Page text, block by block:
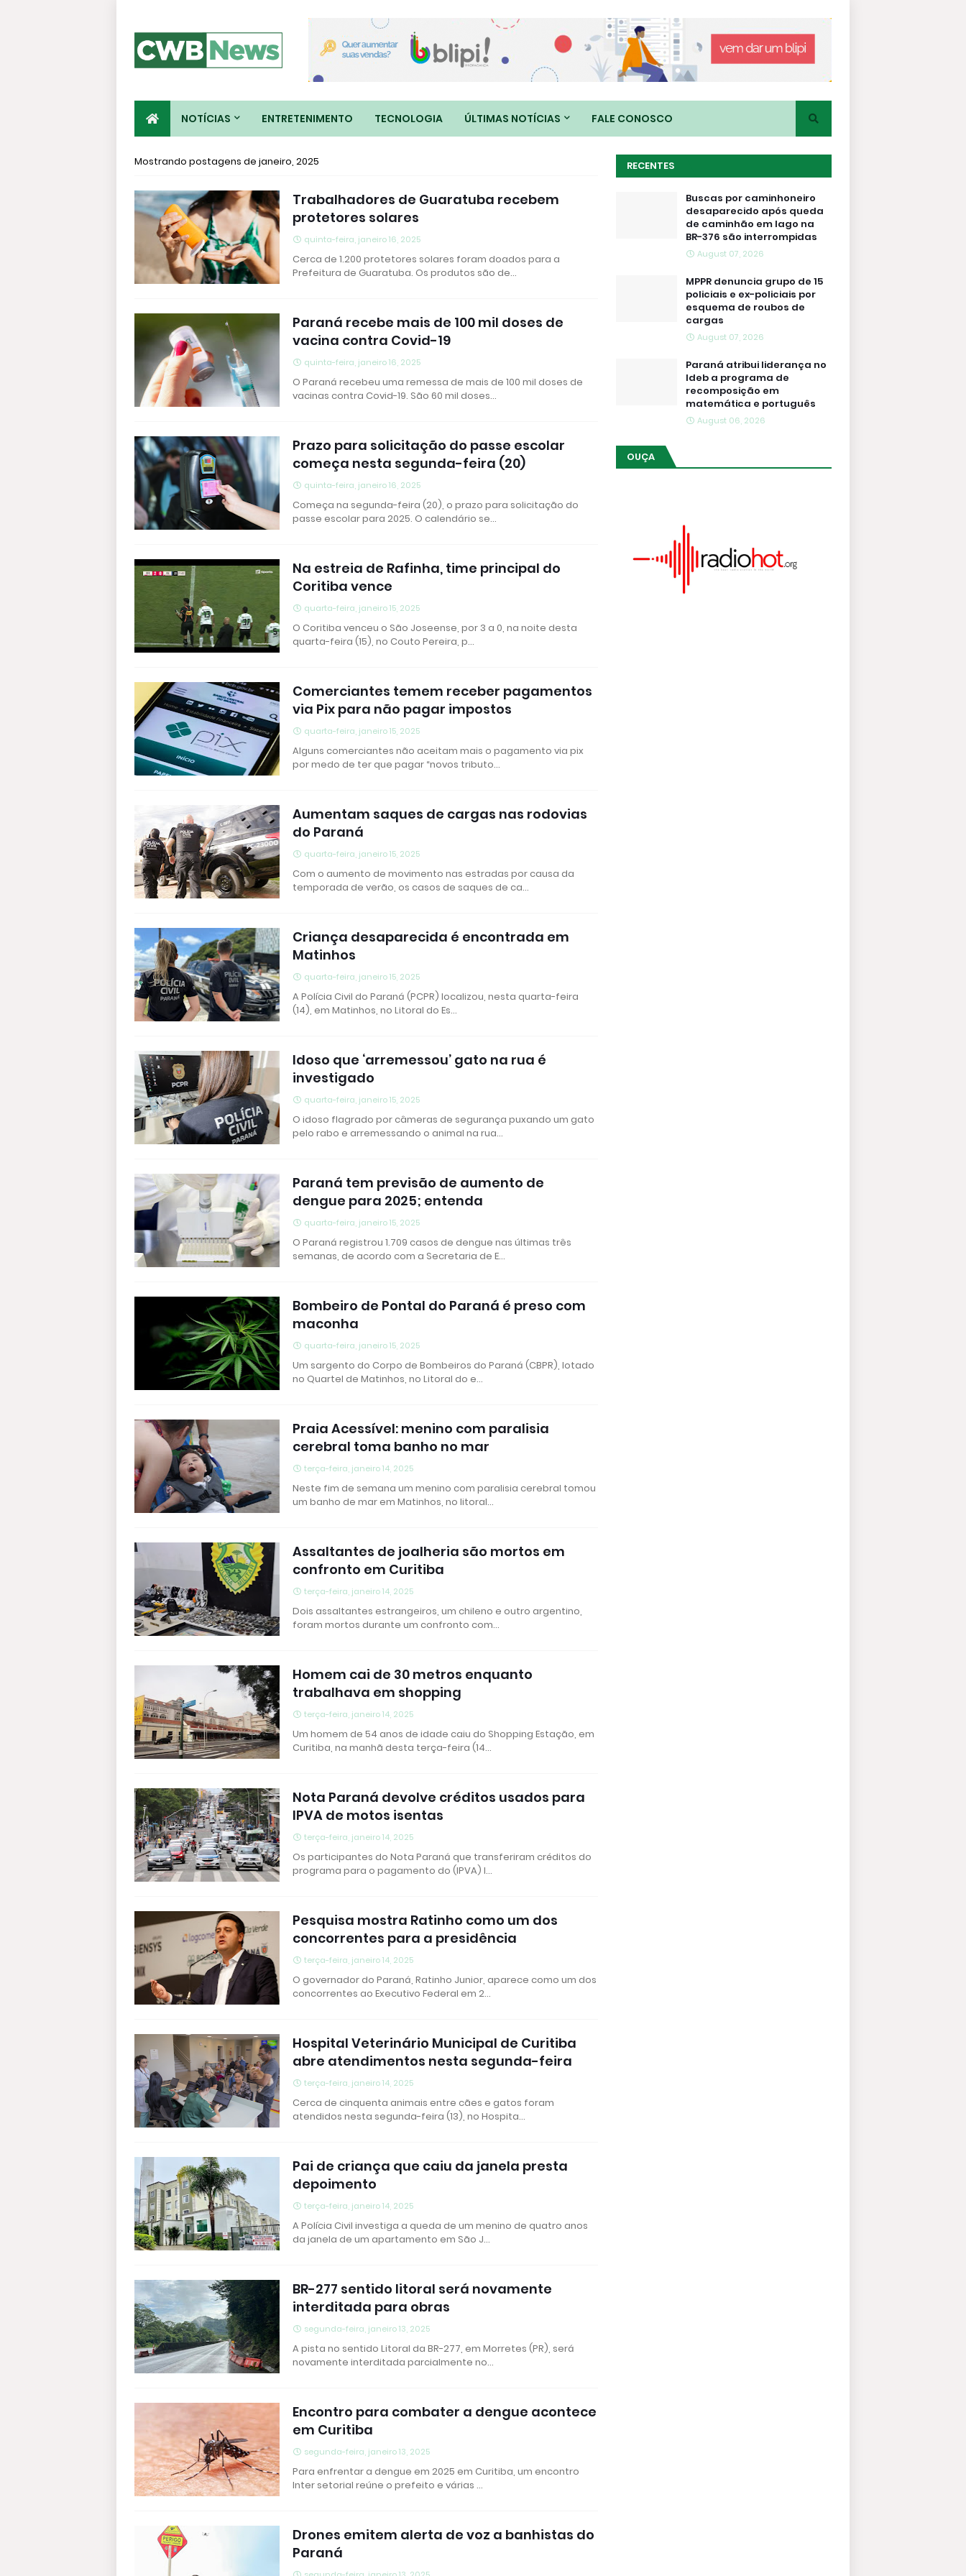
NOTÍCIAS ENTRETENIMENTO TECNOLOGIA ÚLTIMAS NOTÍCIAS FALE CONOSCO
Mostrando postagens de janeiro, 2025
Trabalhadores de Guaratuba recebem
protetores solares
quinta-feira, janeiro 16, 2025
Cerca de 1.200 protetores solares foram doados para a
Prefeitura de Guaratuba. Os produtos são de…
Paraná recebe mais de 100 mil doses de
vacina contra Covid-19
quinta-feira, janeiro 16, 2025
O Paraná recebeu uma remessa de mais de 100 mil doses de
vacinas contra Covid-19. São 60 mil doses…
Prazo para solicitação do passe escolar
começa nesta segunda-feira (20)
quinta-feira, janeiro 16, 2025
Começa na segunda-feira (20), o prazo para solicitação do
passe escolar para 2025. O calendário se…
Na estreia de Rafinha, time principal do
Coritiba vence
quarta-feira, janeiro 15, 2025
O Coritiba venceu o São Joseense, por 3 a 0, na noite desta
quarta-feira (15), no Couto Pereira, p…
Comerciantes temem receber pagamentos
via Pix para não pagar impostos
quarta-feira, janeiro 15, 2025
Alguns comerciantes não aceitam mais o pagamento via pix
por medo de ter que pagar “novos tributo…
Aumentam saques de cargas nas rodovias
do Paraná
quarta-feira, janeiro 15, 2025
Com o aumento de movimento nas estradas por causa da
temporada de verão, os casos de saques de ca…
Criança desaparecida é encontrada em
Matinhos
quarta-feira, janeiro 15, 2025
A Polícia Civil do Paraná (PCPR) localizou, nesta quarta-feira
(14), em Matinhos, no Litoral do Es…
Idoso que ‘arremessou’ gato na rua é
investigado
quarta-feira, janeiro 15, 2025
O idoso flagrado por câmeras de segurança puxando um gato
pelo rabo e arremessando o animal na rua…
Paraná tem previsão de aumento de
dengue para 2025; entenda
quarta-feira, janeiro 15, 2025
O Paraná registrou 1.709 casos de dengue nas últimas três
semanas, de acordo com a Secretaria de E…
Bombeiro de Pontal do Paraná é preso com
maconha
quarta-feira, janeiro 15, 2025
Um sargento do Corpo de Bombeiros do Paraná (CBPR), lotado
no Quartel de Matinhos, no Litoral do e…
Praia Acessível: menino com paralisia
cerebral toma banho no mar
terça-feira, janeiro 14, 2025
Neste fim de semana um menino com paralisia cerebral tomou
um banho de mar em Matinhos, no litoral…
Assaltantes de joalheria são mortos em
confronto em Curitiba
terça-feira, janeiro 14, 2025
Dois assaltantes estrangeiros, um chileno e outro argentino,
foram mortos durante um confronto com…
Homem cai de 30 metros enquanto
trabalhava em shopping
terça-feira, janeiro 14, 2025
Um homem de 54 anos de idade caiu do Shopping Estação, em
Curitiba, na manhã desta terça-feira (14…
Nota Paraná devolve créditos usados para
IPVA de motos isentas
terça-feira, janeiro 14, 2025
Os participantes do Nota Paraná que transferiram créditos do
programa para o pagamento do (IPVA) I…
Pesquisa mostra Ratinho como um dos
concorrentes para a presidência
terça-feira, janeiro 14, 2025
O governador do Paraná, Ratinho Junior, aparece como um dos
concorrentes ao Executivo Federal em 2…
Hospital Veterinário Municipal de Curitiba
abre atendimentos nesta segunda-feira
terça-feira, janeiro 14, 2025
Cerca de cinquenta animais entre cães e gatos foram
atendidos nesta segunda-feira (13), no Hospita…
Pai de criança que caiu da janela presta
depoimento
terça-feira, janeiro 14, 2025
A Polícia Civil investiga a queda de um menino de quatro anos
da janela de um apartamento em São J…
BR-277 sentido litoral será novamente
interditada para obras
segunda-feira, janeiro 13, 2025
A pista no sentido Litoral da BR-277, em Morretes (PR), será
novamente interditada parcialmente no…
Encontro para combater a dengue acontece
em Curitiba
segunda-feira, janeiro 13, 2025
Para enfrentar a dengue em 2025 em Curitiba, um encontro
Inter setorial reúne o prefeito e várias …
Drones emitem alerta de voz a banhistas do
Paraná
RECENTES
Buscas por caminhoneiro
desaparecido após queda
de caminhão em lago na
BR-376 são interrompidas
August 07, 2026
MPPR denuncia grupo de 15
policiais e ex-policiais por
esquema de roubos de
cargas
August 07, 2026
Paraná atribui liderança no
Ideb a programa de
recomposição em
matemática e português
August 06, 2026
OUÇA